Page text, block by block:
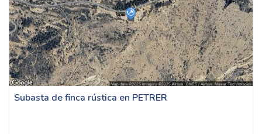
Subasta de finca rústica en PETRER